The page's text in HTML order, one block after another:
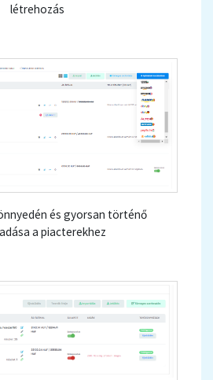
létrehozás
és gyorsan történő
a piacterekhez